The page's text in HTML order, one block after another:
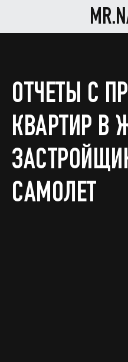
MR.NADZOR
MR.NADZOR
ОТЧЕТЫ С
КВАРТИР В
САМОЛЕТ